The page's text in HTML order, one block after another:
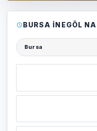
BURSA İNEGÖL
Şehir seçin